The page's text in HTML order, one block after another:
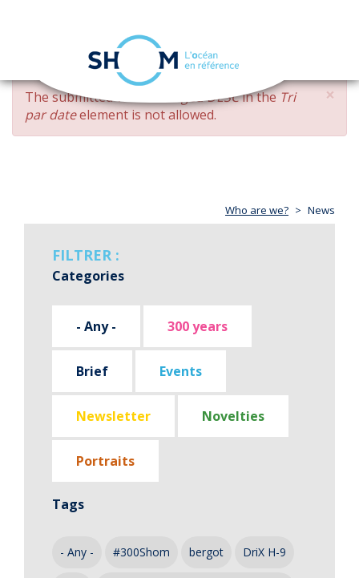
Skip
main
content
navigation
×
ERROR
MESSAGE
The submitted value changed DESCin the Tri
par dateelement is not allowed.
Who are we? News
FILTRER :
Categories
- Any - 300 years
Brief Events
Newsletter Novelties
Portraits
Tags
- Any - #300Shom bergot DriX H-9